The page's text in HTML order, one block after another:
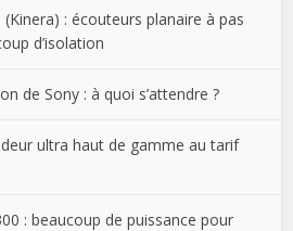
: écouteurs planaire à pas
d’isolation
de Sony : à quoi s’attendre ?
ultra haut de gamme au tarif
: beaucoup de puissance pour